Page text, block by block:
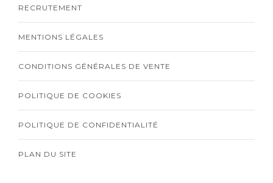
RECRUTEMENT
MENTIONS LÉGALES
CONDITIONS GÉNÉRALES DE VENTE
POLITIQUE DE COOKIES
POLITIQUE DE CONFIDENTIALITÉ
PLAN DU SITE